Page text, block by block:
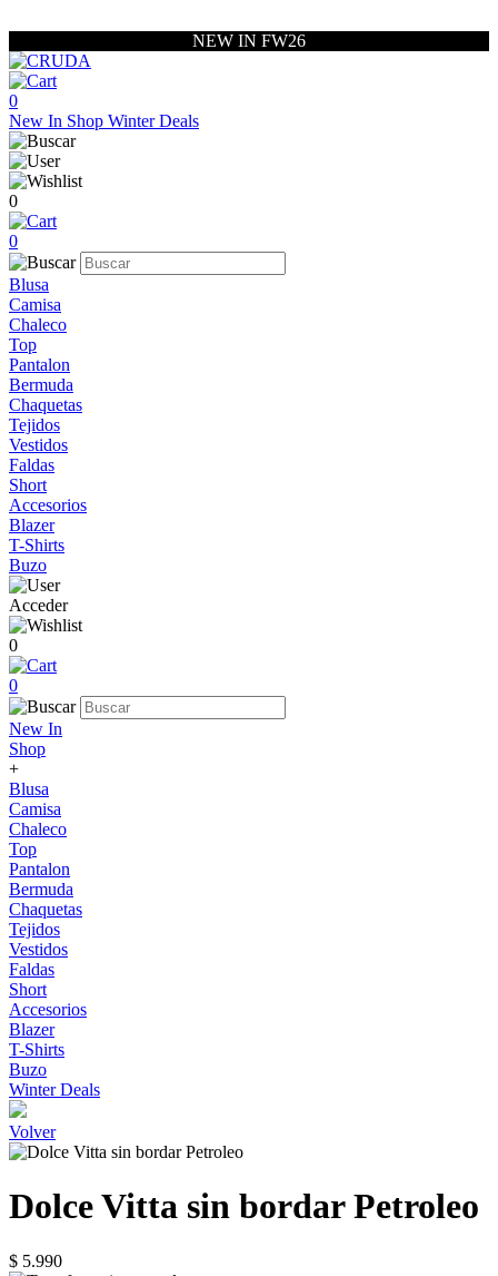
NEW IN FW26
0
New In Shop Winter Deals
0
0
Blusa
Camisa
Chaleco
Top
Pantalon
Bermuda
Chaquetas
Tejidos
Vestidos
Faldas
Short
Accesorios
Blazer
T-Shirts
Buzo
Acceder
0
0
New In
Shop
+
Blusa
Camisa
Chaleco
Top
Pantalon
Bermuda
Chaquetas
Tejidos
Vestidos
Faldas
Short
Accesorios
Blazer
T-Shirts
Buzo
Winter Deals
Volver
Dolce Vitta sin bordar Petroleo
$ 5.990